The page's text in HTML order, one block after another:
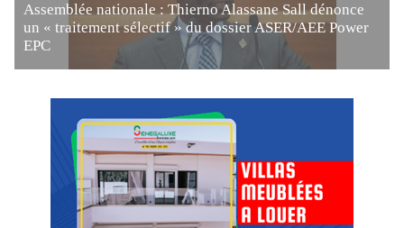
Assemblée nationale : Thierno Alassane Sall dénonce
un « traitement sélectif » du dossier ASER/AEE Power
EPC